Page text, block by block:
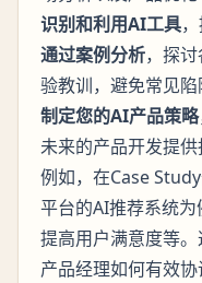
识别和利用AI工具
通过案例分析，探
验教训，避免常见陷
制定您的AI产品策略
未来的产品开发提供
例如，在Case
平台的AI推荐系统为
提高用户满意度等
产品经理如何有效